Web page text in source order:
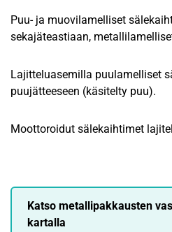
Puu- ja muovilamelliset
sekajäteastiaan,
Lajitteluasemilla puulamelliset
puujätteeseen (käsitelty puu).
Moottoroidut sälekaihtimet
Katso metallipakkausten
kartalla